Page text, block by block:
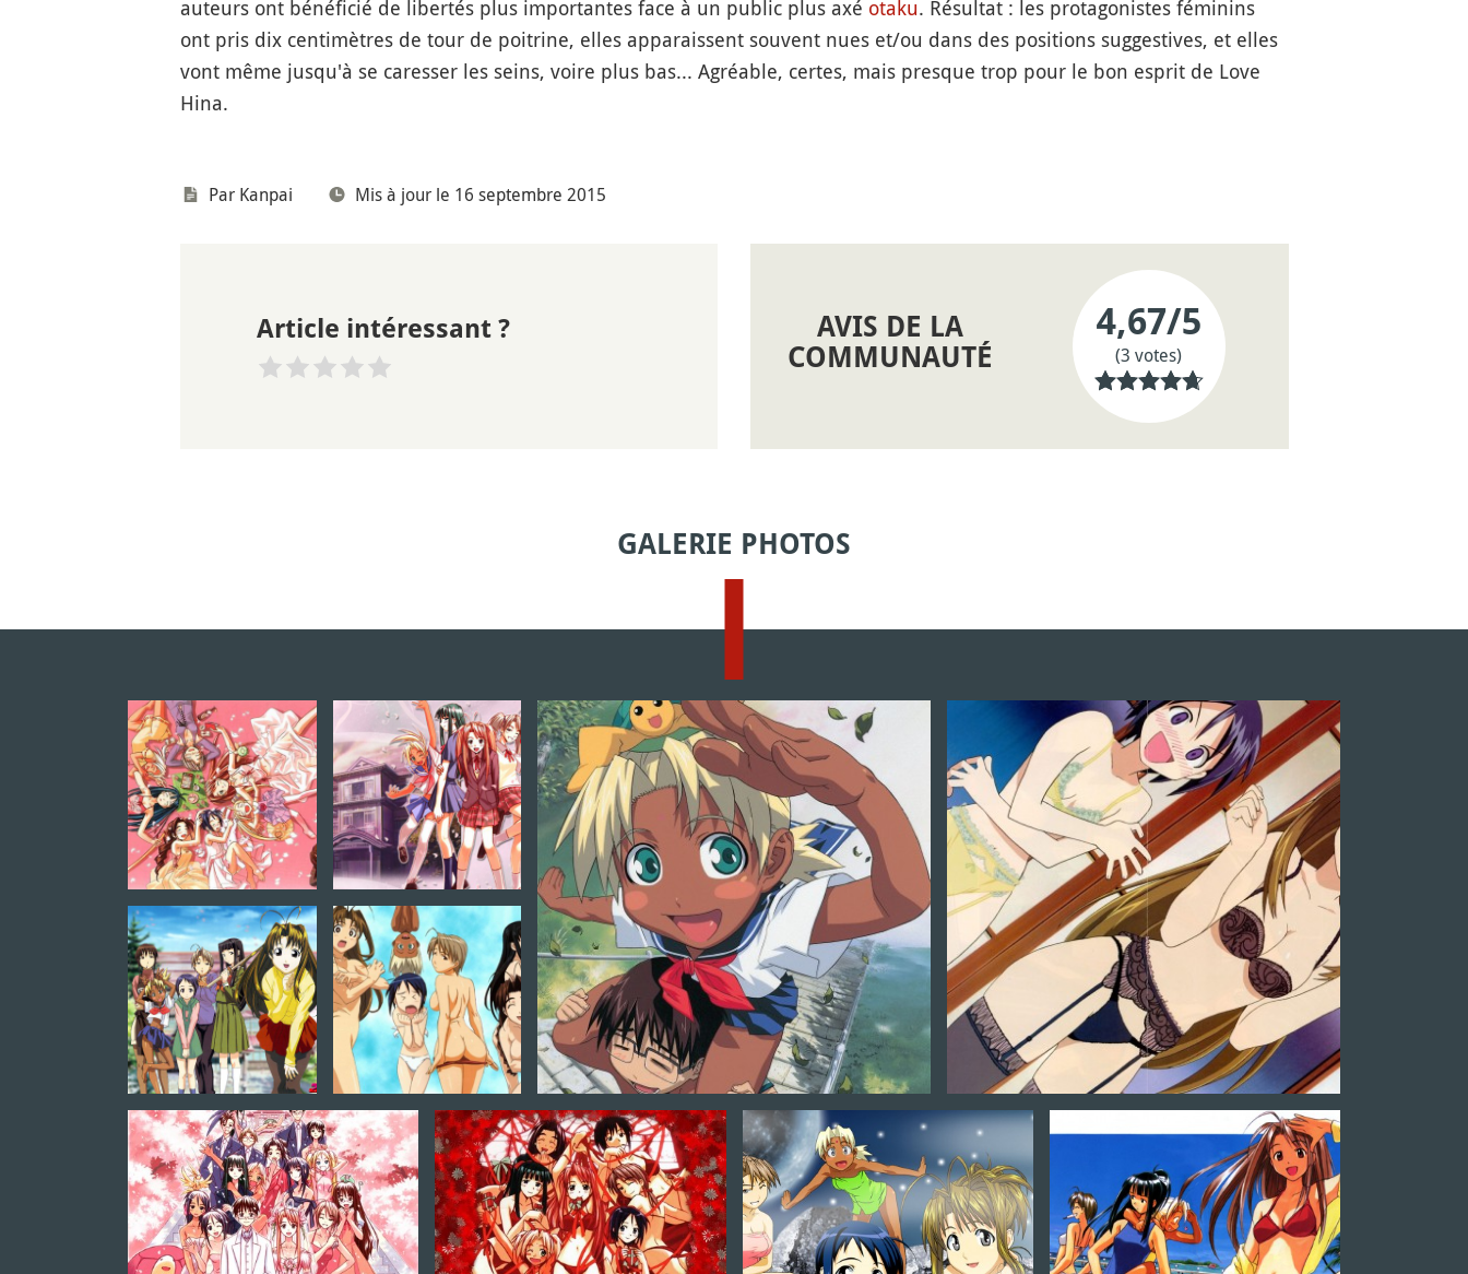
auteurs ont bénéficié de libertés plus importantes face à un public plus axé otaku. Résultat : les protagonistes féminins
ont pris dix centimètres de tour de poitrine, elles apparaissent souvent nues et/ou dans des positions suggestives, et elles
vont même jusqu'à se caresser les seins, voire plus bas... Agréable, certes, mais presque trop pour le bon esprit de Love
Hina.
Par Kanpai Mis à jour le 16 septembre 2015
Article intéressant ?
AVIS DE LA
COMMUNAUTÉ
4,67/5
(3 votes)
GALERIE PHOTOS